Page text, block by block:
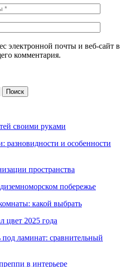
электронной почты и веб-сайт в
комментария.
своими руками
разновидности и особенности
пространства
побережье
какой выбрать
цвет 2025 года
ламинат: сравнительный
в интерьере